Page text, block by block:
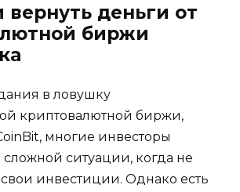
деньги от
биржи
в ловушку
криптовалютной биржи,
многие инвесторы
сложной ситуации, когда не
свои инвестиции. Однако есть